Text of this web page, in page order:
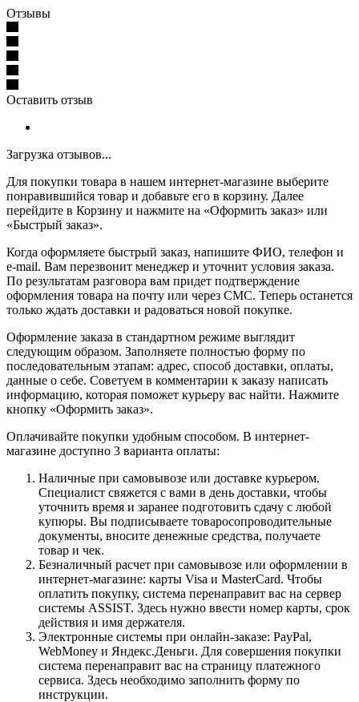
Отзывы
Оставить отзыв
Загрузка отзывов...
Для покупки товара в нашем интернет-магазине выберите
понравившийся товар и добавьте его в корзину. Далее
перейдите в Корзину и нажмите на «Оформить заказ» или
«Быстрый заказ».
Когда оформляете быстрый заказ, напишите ФИО, телефон и
e-mail. Вам перезвонит менеджер и уточнит условия заказа.
По результатам разговора вам придет подтверждение
оформления товара на почту или через СМС. Теперь останется
только ждать доставки и радоваться новой покупке.
Оформление заказа в стандартном режиме выглядит
следующим образом. Заполняете полностью форму по
последовательным этапам: адрес, способ доставки, оплаты,
данные о себе. Советуем в комментарии к заказу написать
информацию, которая поможет курьеру вас найти. Нажмите
кнопку «Оформить заказ».
Оплачивайте покупки удобным способом. В интернет-
магазине доступно 3 варианта оплаты:
Наличные при самовывозе или доставке курьером.
Специалист свяжется с вами в день доставки, чтобы
уточнить время и заранее подготовить сдачу с любой
купюры. Вы подписываете товаросопроводительные
документы, вносите денежные средства, получаете
товар и чек.
Безналичный расчет при самовывозе или оформлении в
интернет-магазине: карты Visa и MasterCard. Чтобы
оплатить покупку, система перенаправит вас на сервер
системы ASSIST. Здесь нужно ввести номер карты, срок
действия и имя держателя.
Электронные системы при онлайн-заказе: PayPal,
WebMoney и Яндекс.Деньги. Для совершения покупки
система перенаправит вас на страницу платежного
сервиса. Здесь необходимо заполнить форму по
инструкции.